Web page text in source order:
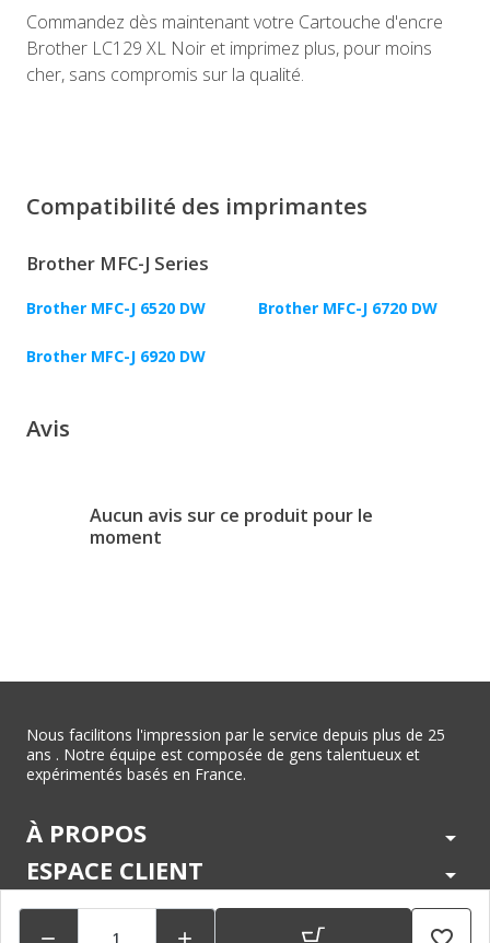
 
Commandez dès maintenant votre Cartouche d'encre
Brother LC129 XL Noir et imprimez plus, pour moins
cher, sans compromis sur la qualité.
Compatibilité des imprimantes
Brother MFC-J Series
Brother MFC-J 6520 DW Brother MFC-J 6720 DW
Brother MFC-J 6920 DW
Avis
Aucun avis sur ce produit pour le
moment
Nous facilitons l'impression par le service depuis plus de 25
ans . Notre équipe est composée de gens talentueux et
expérimentés basés en France.
À PROPOS arrow_drop_down
ESPACE CLIENT arrow_drop_down
CENTRE D'AIDE arrow_drop_down